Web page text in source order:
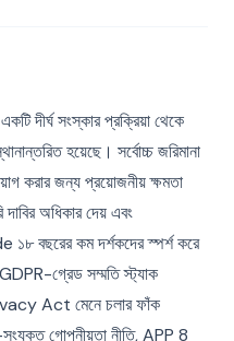
দীর্ঘ সংস্কার প্রক্রিয়া থেকে
হয়েছে। সর্বোচ্চ জরিমানা
করার জন্য প্রয়োজনীয় ক্ষমতা
অধিকার দেয় এবং
কম দর্শকদের স্পর্শ করে
গ্রেড সম্মতি স্ট্যাক
Act মেনে চলার ফাঁক
সংযুক্ত গোপনীয়তা নীতি, APP 8